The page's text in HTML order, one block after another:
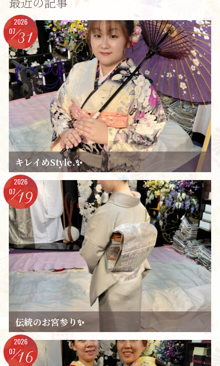
2026
0731
キレイめStyle.✨️
2026
0719
伝統のお宮参り✨️
2026
0716